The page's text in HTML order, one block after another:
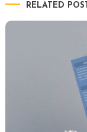
bàiRELATED